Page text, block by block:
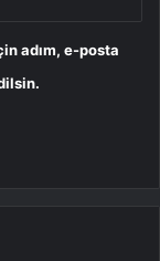
adım, e-posta